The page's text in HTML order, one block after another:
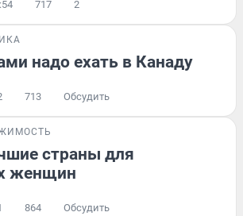
717 2
надо ехать в Канаду
713 Обсудить
страны для
женщин
864 Обсудить